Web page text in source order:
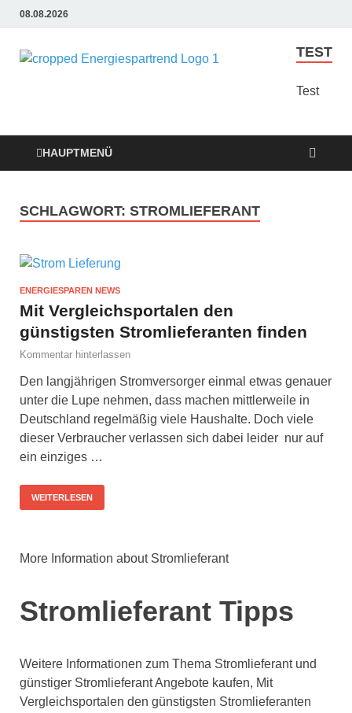
08.08.2026
Energie
Trend
Angebote sindt der
TEST
Test
HAUPTMENÜ
SCHLAGWORT: STROMLIEFERANT
ENERGIESPAREN NEWS
Mit Vergleichsportalen den
günstigsten Stromlieferanten finden
Kommentar hinterlassen
Den langjährigen Stromversorger einmal etwas genauer
unter die Lupe nehmen, dass machen mittlerweile in
Deutschland regelmäßig viele Haushalte. Doch viele
dieser Verbraucher verlassen sich dabei leider nur auf
ein einziges …
WEITERLESEN
More Information about Stromlieferant
Stromlieferant Tipps
Weitere Informationen zum Thema Stromlieferant und
günstiger Stromlieferant Angebote kaufen, Mit
Vergleichsportalen den günstigsten Stromlieferanten